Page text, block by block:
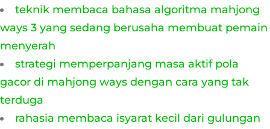
teknik membaca bahasa algoritma mahjong
ways 3 yang sedang berusaha membuat pemain
menyerah
strategi memperpanjang masa aktif pola
gacor di mahjong ways dengan cara yang tak
terduga
rahasia membaca isyarat kecil dari gulungan